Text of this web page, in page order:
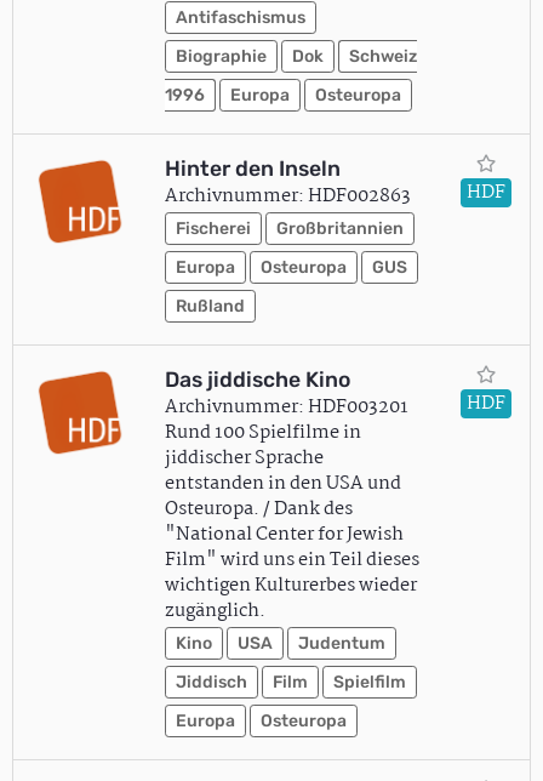
Antifaschismus
Biographie
Dok
Schweiz
1996
Europa Osteuropa
Hinter den Inseln
Archivnummer: HDF002863
Fischerei
Großbritannien
Europa
Osteuropa
GUS
Rußland
HDF
Das jiddische Kino
Archivnummer: HDF003201
Rund 100 Spielfilme in
jiddischer Sprache
entstanden in den USA und
Osteuropa. / Dank des
"National Center for Jewish
Film" wird uns ein Teil dieses
wichtigen Kulturerbes wieder
zugänglich.
Kino USA
Judentum
Jiddisch
Film
Spielfilm
Europa
Osteuropa
HDF